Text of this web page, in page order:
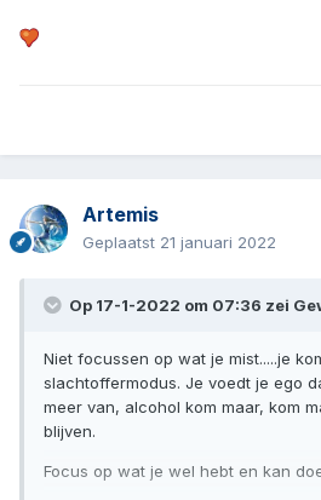
Artemis
Geplaatst 21 januari 2022
Op 17-1-2022 om 07:36 zei
Niet focussen op wat je mist.....je
slachtoffermodus. Je voedt je ego
meer van, alcohol kom maar, kom
blijven.
Focus op wat je wel hebt en kan